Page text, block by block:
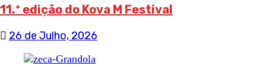
11.ª edição do Kova M Festival
26 de Julho, 2026